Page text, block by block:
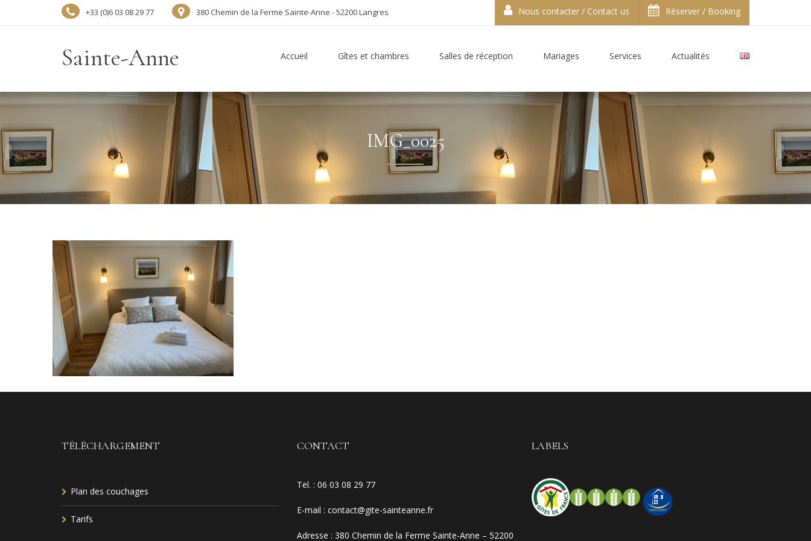
+33 (0)6 03 08 29 77 380 Chemin de la Ferme Sainte-Anne - 52200 Langres Nous contacter / Contact us Réserver / Booking
Sainte-Anne Accueil Gîtes et chambres Salles de réception Mariages Services Actualités
IMG_0025
TÉLÉCHARGEMENT
Plan des couchages
Tarifs
CONTACT
Tel. : 06 03 08 29 77
E-mail : contact@gite-sainteanne.fr
Adresse : 380 Chemin de la Ferme Sainte-Anne – 52200
LABELS